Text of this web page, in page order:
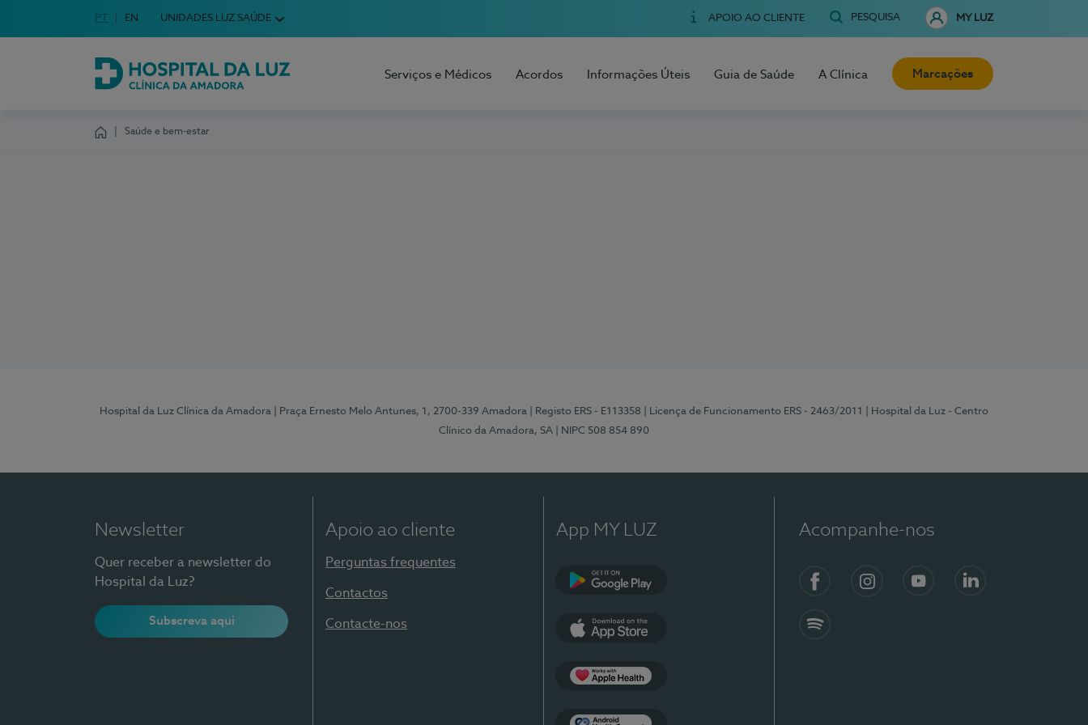
Escolha o seu idioma
Idioma em Português
PT English Language
EN UNIDADES LUZ SAÚDE APOIO AO CLIENTE PESQUISA MY LUZ
Hospital da Luz Clínica da Amadora
Serviços e Médicos Acordos Informações Úteis Guia de Saúde A Clínica Marcações
Saúde e bem-estar
Hospital da Luz Clínica da Amadora | Praça Ernesto Melo Antunes, 1, 2700-339 Amadora | Registo ERS - E113358 | Licença de Funcionamento ERS - 2463/2011
| Hospital da Luz - Centro
Clínico da Amadora, SA
| NIPC 508 854 890
Newsletter
Quer receber a newsletter do
Hospital da Luz?
Subscreva aqui
Apoio ao cliente
Perguntas frequentes
Contactos
Contacte-nos
App MY LUZ Acompanhe-nos